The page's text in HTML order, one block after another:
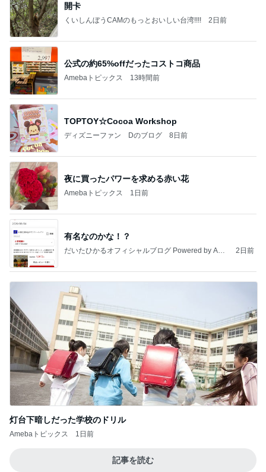
開卡
くいしんぼうCAMのもっとおいしい台湾!!!! 2日前
公式の約65%offだったコストコ商品
Amebaトピックス 13時間前
TOPTOY☆Cocoa Workshop
ディズニーファン Dのブログ 8日前
夜に買ったパワーを求める赤い花
Amebaトピックス 1日前
有名なのかな！？
だいたひかるオフィシャルブログ Powered by Ame
2日前
灯台下暗しだった学校のドリル
Amebaトピックス 1日前
記事を読む